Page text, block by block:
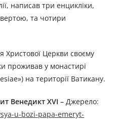
написав три енцикліки,
та чотири
Церкви своєму
проживав у монастирі
на території Ватикану.
Венедикт XVI – Джерелo:
u-bozi-papa-emeryt-